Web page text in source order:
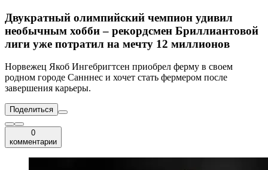
Двукратный олимпийский чемпион удивил
необычным хобби – рекордсмен Бриллиантовой
лиги уже потратил на мечту 12 миллионов
Норвежец Якоб Ингебригтсен приобрел ферму в своем
родном городе Санннес и хочет стать фермером после
завершения карьеры.
Поделиться
0
комментарии